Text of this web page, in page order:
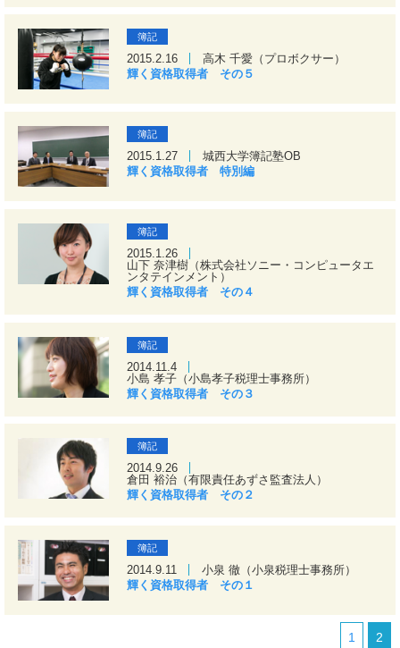
簿記
2015.2.16
高木 千愛（プロボクサー）
輝く資格取得者 その５
簿記
2015.1.27
城西大学簿記塾OB
輝く資格取得者 特別編
簿記
2015.1.26
山下 奈津樹（株式会社ソニー・コンピュータエ
ンタテインメント）
輝く資格取得者 その４
簿記
2014.11.4
小島 孝子（小島孝子税理士事務所）
輝く資格取得者 その３
簿記
2014.9.26
倉田 裕治（有限責任あずさ監査法人）
輝く資格取得者 その２
簿記
2014.9.11
小泉 徹（小泉税理士事務所）
輝く資格取得者 その１
1 2